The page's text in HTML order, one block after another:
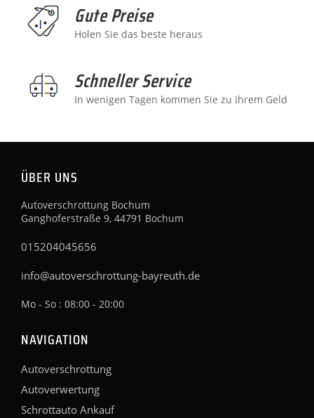
Gute Preise
Holen Sie das beste heraus
Schneller Service
In wenigen Tagen kommen Sie zu Ihrem Geld
ÜBER UNS
Autoverschrottung Bochum
Ganghoferstraße 9, 44791 Bochum
015204045656
info@autoverschrottung-bayreuth.de
Mo - So : 08:00 - 20:00
NAVIGATION
Autoverschrottung
Autoverwertung
Schrottauto Ankauf